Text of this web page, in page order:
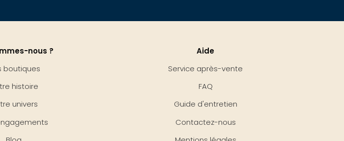
nous ?
boutiques
histoire
univers
Aide
Service après-vente
FAQ
Guide d'entretien
Contactez-nous